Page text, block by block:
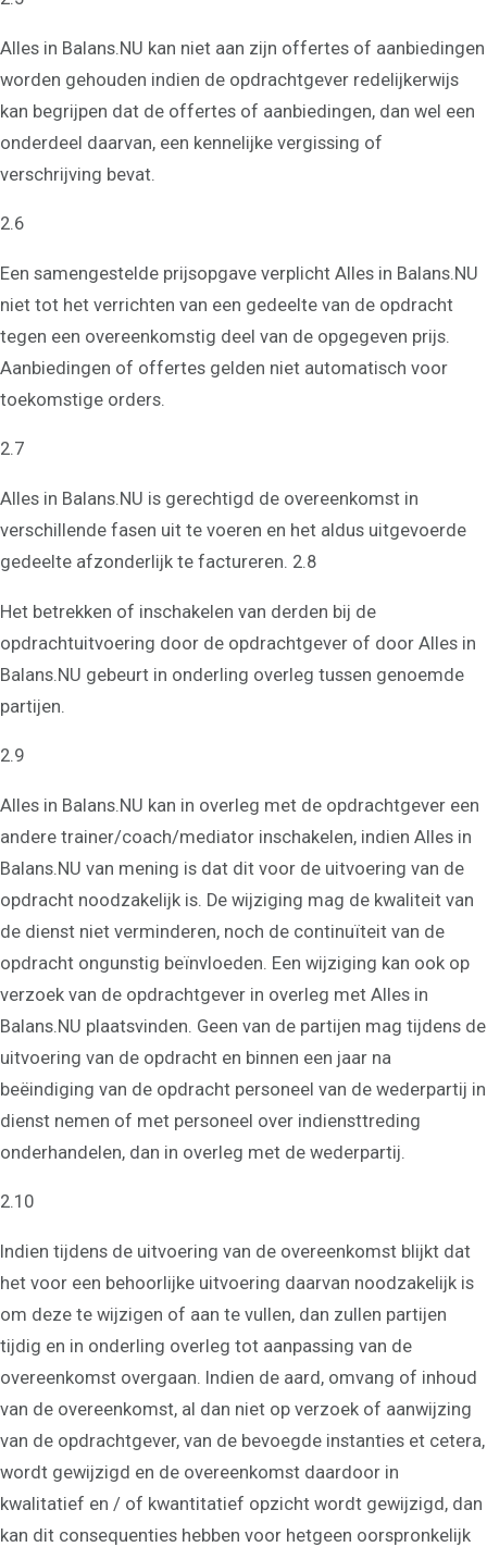
Alles in Balans.NU kan niet aan zijn offertes of aanbiedingen
worden gehouden indien de opdrachtgever redelijkerwijs
kan begrijpen dat de offertes of aanbiedingen, dan wel een
onderdeel daarvan, een kennelijke vergissing of
verschrijving bevat.
2.6
Een samengestelde prijsopgave verplicht Alles in Balans.NU
niet tot het verrichten van een gedeelte van de opdracht
tegen een overeenkomstig deel van de opgegeven prijs.
Aanbiedingen of offertes gelden niet automatisch voor
toekomstige orders.
2.7
Alles in Balans.NU is gerechtigd de overeenkomst in
verschillende fasen uit te voeren en het aldus uitgevoerde
gedeelte afzonderlijk te factureren. 2.8
Het betrekken of inschakelen van derden bij de
opdrachtuitvoering door de opdrachtgever of door Alles in
Balans.NU gebeurt in onderling overleg tussen genoemde
partijen.
2.9
Alles in Balans.NU kan in overleg met de opdrachtgever een
andere trainer/coach/mediator inschakelen, indien Alles in
Balans.NU van mening is dat dit voor de uitvoering van de
opdracht noodzakelijk is. De wijziging mag de kwaliteit van
de dienst niet verminderen, noch de continuïteit van de
opdracht ongunstig beïnvloeden. Een wijziging kan ook op
verzoek van de opdrachtgever in overleg met Alles in
Balans.NU plaatsvinden. Geen van de partijen mag tijdens de
uitvoering van de opdracht en binnen een jaar na
beëindiging van de opdracht personeel van de wederpartij in
dienst nemen of met personeel over indiensttreding
onderhandelen, dan in overleg met de wederpartij.
2.10
Indien tijdens de uitvoering van de overeenkomst blijkt dat
het voor een behoorlijke uitvoering daarvan noodzakelijk is
om deze te wijzigen of aan te vullen, dan zullen partijen
tijdig en in onderling overleg tot aanpassing van de
overeenkomst overgaan. Indien de aard, omvang of inhoud
van de overeenkomst, al dan niet op verzoek of aanwijzing
van de opdrachtgever, van de bevoegde instanties et cetera,
wordt gewijzigd en de overeenkomst daardoor in
kwalitatief en / of kwantitatief opzicht wordt gewijzigd, dan
kan dit consequenties hebben voor hetgeen oorspronkelijk